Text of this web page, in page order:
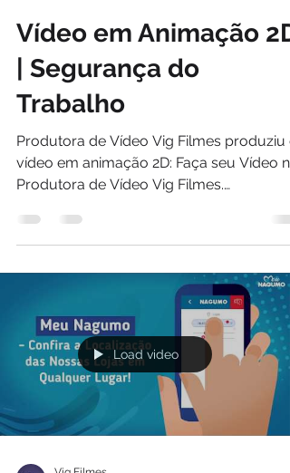
Vídeo em Animação 2D
| Segurança do
Trabalho
Produtora de Vídeo Vig Filmes produziu o
vídeo em animação 2D: Faça seu Vídeo na
Produtora de Vídeo Vig Filmes.
Load video